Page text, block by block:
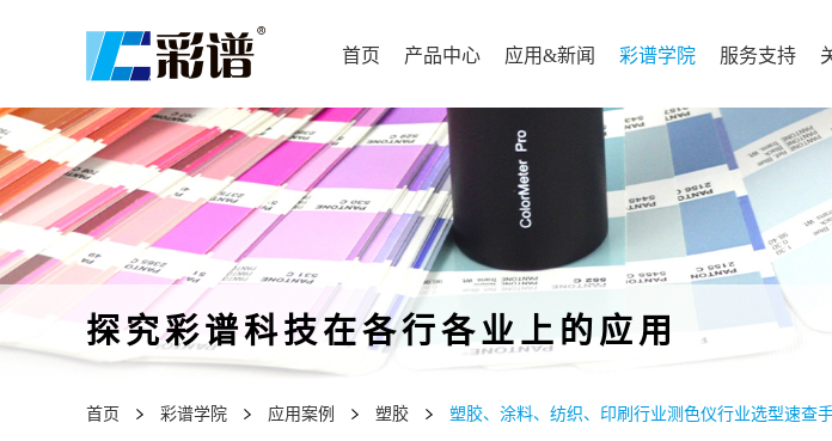
首页 产品中心 应用&新闻 彩谱学院 服务支持
探究彩谱科技在各行各业上的应用
首页 彩谱学院 应用案例 塑胶 塑胶、涂料、纺织、印刷行业测色仪行业选型速查